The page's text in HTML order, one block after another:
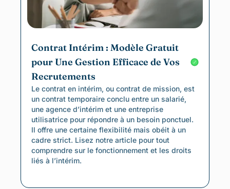
Contrat Intérim : Modèle Gratuit
pour Une Gestion Efficace de Vos
Recrutements
Le contrat en intérim, ou contrat de mission, est
un contrat temporaire conclu entre un salarié,
une agence d’intérim et une entreprise
utilisatrice pour répondre à un besoin ponctuel.
Il offre une certaine flexibilité mais obéit à un
cadre strict. Lisez notre article pour tout
comprendre sur le fonctionnement et les droits
liés à l’intérim.